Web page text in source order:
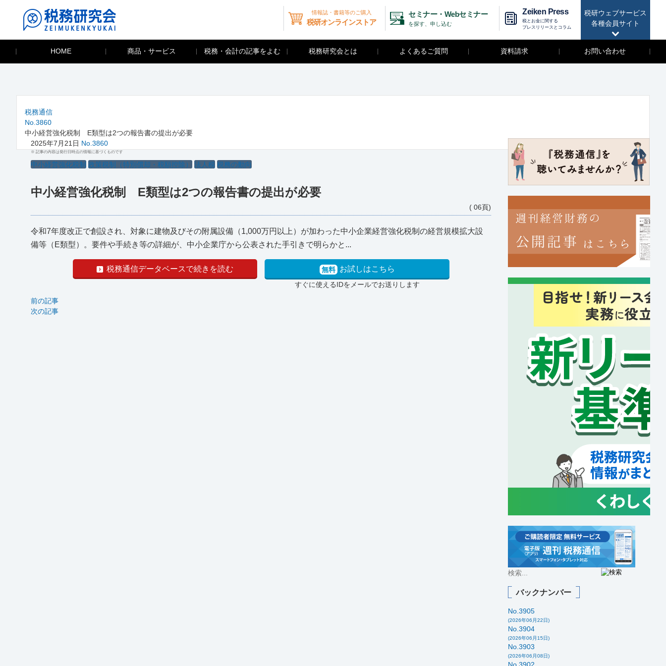
税研ウェブサービス
各種会員サイト
情報誌・書籍等のご購入
税研オンラインストア
セミナー・Webセミナー
を探す、申し込む
Zeiken Press
税とお金に関する
プレスリリースとコラム
HOME 商品・サービス 税務・会計の記事をよむ 税務研究会とは よくあるご質問 資料請求 お問い合わせ
税務通信
No.3860
中小経営強化税制 E類型は2つの報告書の提出が必要
2025年7月21日 No.3860
※ 記事の内容は発行日時点の情報に基づくものです
中小経営強化税制 政策税制（特別償却・税額控除） 法人税 税務の動向
中小経営強化税制 E類型は2つの報告書の提出が必要
( 06頁)
令和7年度改正で創設され、対象に建物及びその附属設備（1,000万円以上）が加わった中小企業経営強化税制の経営規模拡大設
備等（E類型）。要件や手続き等の詳細が、中小企業庁から公表された手引きで明らかと...
税務通信データベースで続きを読む 無料 お試しはこちら
すぐに使えるIDをメールでお送りします
前の記事
次の記事
バックナンバー
No.3905
(2026年06月22日)
No.3904
(2026年06月15日)
No.3903
(2026年06月08日)